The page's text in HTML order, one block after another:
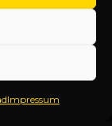
Impressum
y